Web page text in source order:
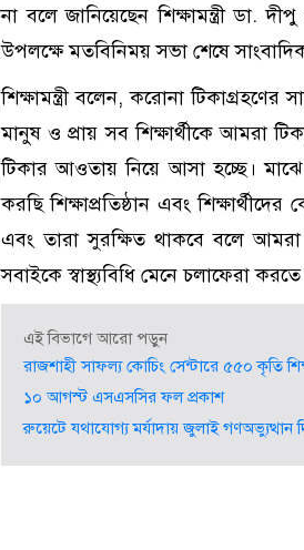
না বলে জানিয়েছেন শিক্ষামন্ত্রী ডা.
উপলক্ষে মতবিনিময় সভা শেষে
শিক্ষামন্ত্রী বলেন, করোনা টিকাগ্রহণের
মানুষ ও প্রায় সব শিক্ষার্থীকে আমরা
টিকার আওতায় নিয়ে আসা হচ্ছে।
করছি শিক্ষাপ্রতিষ্ঠান এবং
এবং তারা সুরক্ষিত থাকবে বলে
সবাইকে স্বাস্থ্যবিধি মেনে চলাফেরা
এই বিভাগে আরো পড়ুন
রাজশাহী সাফল্য কোচিং সেন্টারে ৫৫০ কৃতি
১০ আগস্ট এসএসসির ফল প্রকাশ
রুয়েটে যথাযোগ্য মর্যাদায় জুলাই গণঅভ্যুত্থান